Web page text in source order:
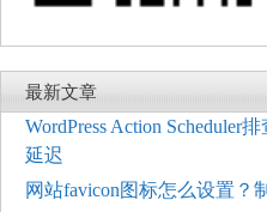
最新文章
WordPress Action Scheduler
延迟
网站favicon图标怎么设置